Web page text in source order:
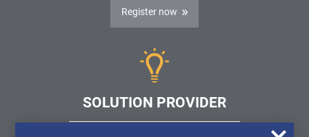
Register now
SOLUTION PROVIDER